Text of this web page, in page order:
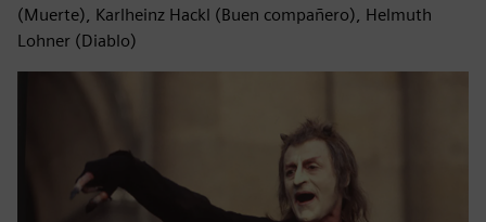
(Muerte), Karlheinz Hackl (Buen compañero), Helmuth
Lohner (Diablo)